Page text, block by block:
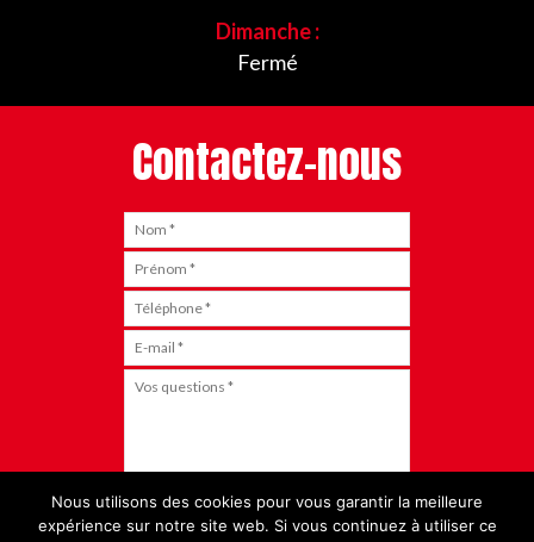
Dimanche :
Fermé
Contactez-nous
Nous utilisons des cookies pour vous garantir la meilleure
expérience sur notre site web. Si vous continuez à utiliser ce